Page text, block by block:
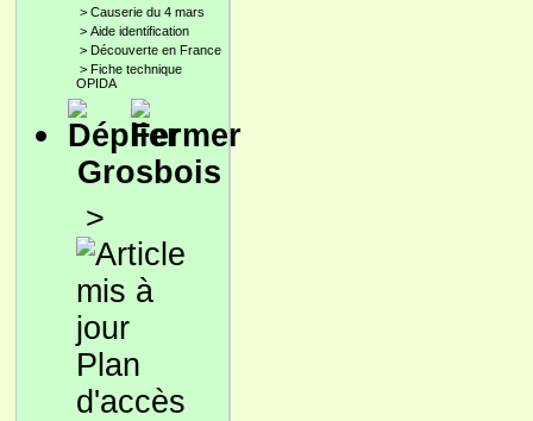
> Causerie du 4 mars
> Aide identification
> Découverte en France
> Fiche technique
OPIDA
Grosbois
>
Plan
d'accès